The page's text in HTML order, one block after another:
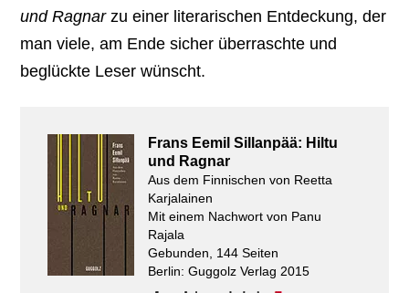
und Ragnarzu einer literarischen Entdeckung, der
man viele, am Ende sicher überraschte und
beglückte Leser wünscht.
Frans Eemil Sillanpää: Hiltu
und Ragnar
Aus dem Finnischen von Reetta
Karjalainen
Mit einem Nachwort von Panu
Rajala
Gebunden, 144 Seiten
Berlin: Guggolz Verlag 2015